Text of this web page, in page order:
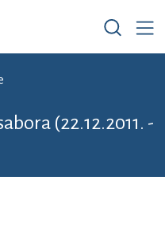
(22.12.2011. -